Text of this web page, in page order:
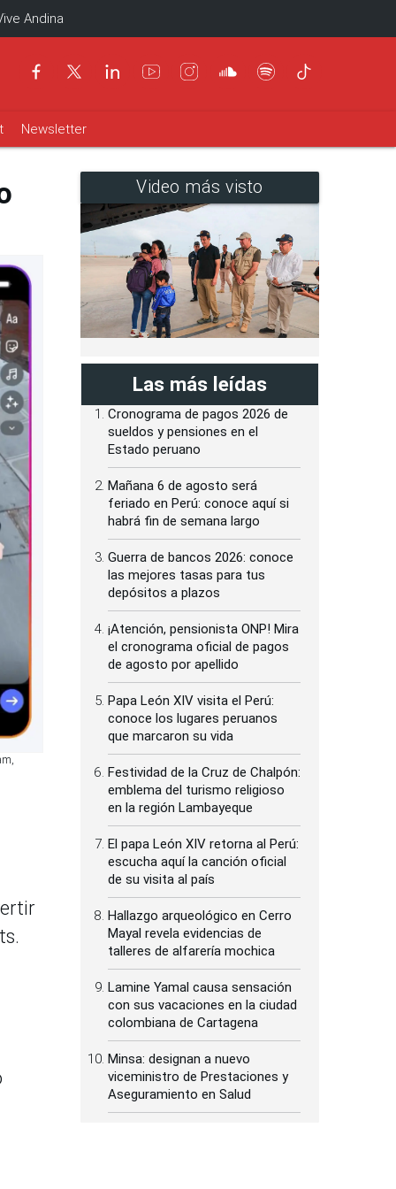
Andina
Newsletter
Video más visto
Las más leídas
Cronograma de pagos 2026 de
sueldos y pensiones en el
Estado peruano
Mañana 6 de agosto será
feriado en Perú: conoce aquí si
habrá fin de semana largo
Guerra de bancos 2026: conoce
las mejores tasas para tus
depósitos a plazos
¡Atención, pensionista ONP! Mira
el cronograma oficial de pagos
de agosto por apellido
Papa León XIV visita el Perú:
conoce los lugares peruanos
que marcaron su vida
Festividad de la Cruz de Chalpón:
emblema del turismo religioso
en la región Lambayeque
El papa León XIV retorna al Perú:
escucha aquí la canción oficial
de su visita al país
Hallazgo arqueológico en Cerro
Mayal revela evidencias de
talleres de alfarería mochica
Lamine Yamal causa sensación
con sus vacaciones en la ciudad
colombiana de Cartagena
Minsa: designan a nuevo
viceministro de Prestaciones y
Aseguramiento en Salud